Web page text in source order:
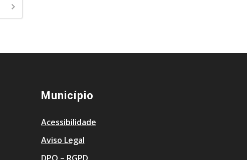
Município
Acessibilidade
Aviso Legal